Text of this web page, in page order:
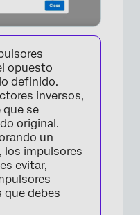
opuesto
definido.
inversos,
que se
original.
un
los impulsores
evitar,
que debes